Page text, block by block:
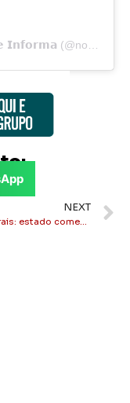
NEXT
Minas Gerais: estado começa 2026 com US$ 3,3 bilhões em exportações